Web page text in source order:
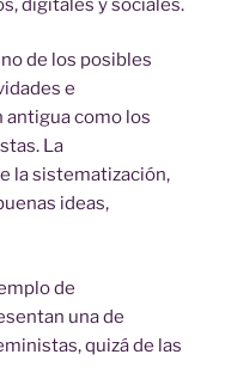
digitales y sociales.
de los posibles
e
como los
La
la sistematización,
ideas,
de
una de
quizá de las